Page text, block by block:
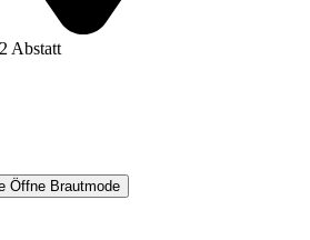
Abstatt
Öffne Brautmode